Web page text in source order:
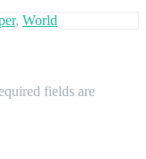
, World
fields are